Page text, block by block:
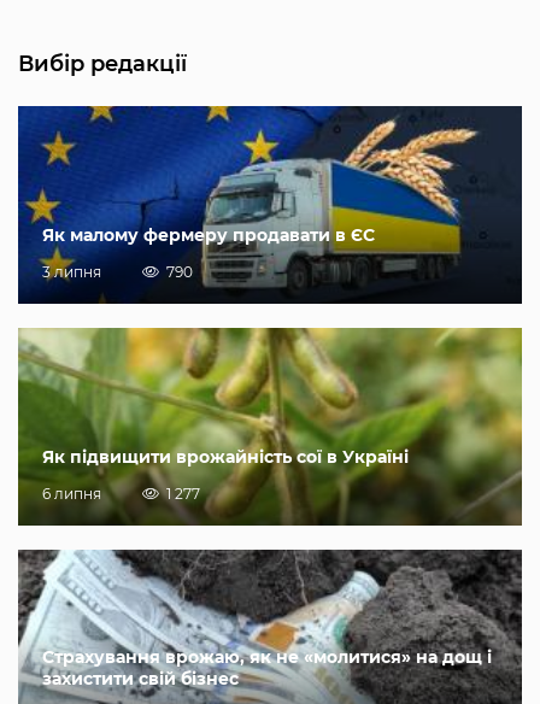
Вибір редакції
Як малому фермеру продавати в ЄС
3 липня 790
Як підвищити врожайність сої в Україні
6 липня 1 277
Страхування врожаю, як не «молитися» на дощ і
захистити свій бізнес